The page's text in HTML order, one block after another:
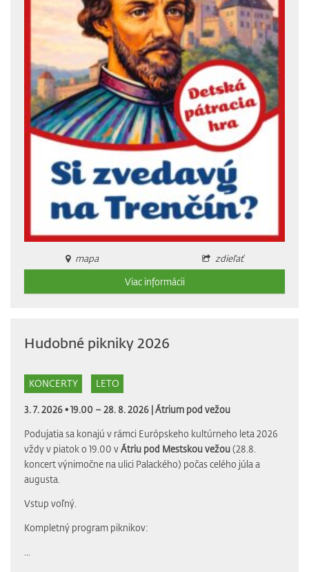
mapa
zdieľať
Viac informácii
Hudobné pikniky 2026
KONCERTY LETO
3. 7. 2026 • 19.00 – 28. 8. 2026 |Átrium pod vežou
Podujatia sa konajú v rámci Európskeho kultúrneho leta 2026
vždy v piatok o 19.00 vÁtriu pod Mestskou vežou(28.8.
koncert výnimočne na ulici Palackého) počas celého júla a
augusta.
Vstup voľný.
Kompletný program piknikov: